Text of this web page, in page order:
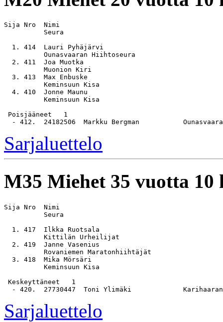
Sija Nro  Nimi
          Seura
1. 414  Lauri Pyhäjärvi
          Ounasvaaran Hiihtoseura
2. 411  Joa Muotka
          Muonion Kiri
3. 413  Max Enbuske
          Keminsuun Kisa
4. 410  Jonne Maunu
          Keminsuun Kisa
Poisjääneet   1
Sarjaluettelo
M35 Miehet 35 vuotta 10
Sija Nro  Nimi
          Seura
1. 417  Ilkka Ruotsala
          Kittilän Urheilijat
2. 419  Janne Vasenius
          Rovaniemen Maratonhiihtäjät
3. 418  Mika Mörsäri
          Keminsuun Kisa
Keskeyttäneet   1
Sarjaluettelo